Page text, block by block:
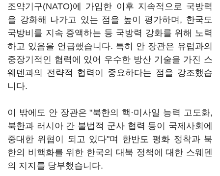
조약기구(NATO)에 가입한 이후 지속적으로 국방력
을 강화해 나가고 있는 점을 높이 평가하며, 한국도
국방비를 지속 증액하는 등 국방력 강화를 위해 노력
하고 있음을 언급했습니다. 특히 안 장관은 유럽과의
중장기적인 협력에 있어 우수한 방산 기술을 가진 스
웨덴과의 전략적 협력이 중요하다는 점을 강조했습
니다.
이 밖에도 안 장관은 "북한의 핵·미사일 능력 고도화,
북한과 러시아 간 불법적 군사 협력 등이 국제사회에
중대한 위협이 되고 있다"며 한반도 평화 정착과 북
한의 비핵화를 위한 한국의 대북 정책에 대한 스웨덴
의 지지를 당부했습니다.